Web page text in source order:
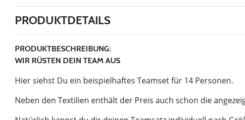
PRODUKTDETAILS
PRODUKTBESCHREIBUNG:
WIR RÜSTEN DEIN TEAM AUS
Hier siehst Du ein beispielhaftes Teamset für 14 Personen.
Neben den Textilien enthält der Preis auch schon die